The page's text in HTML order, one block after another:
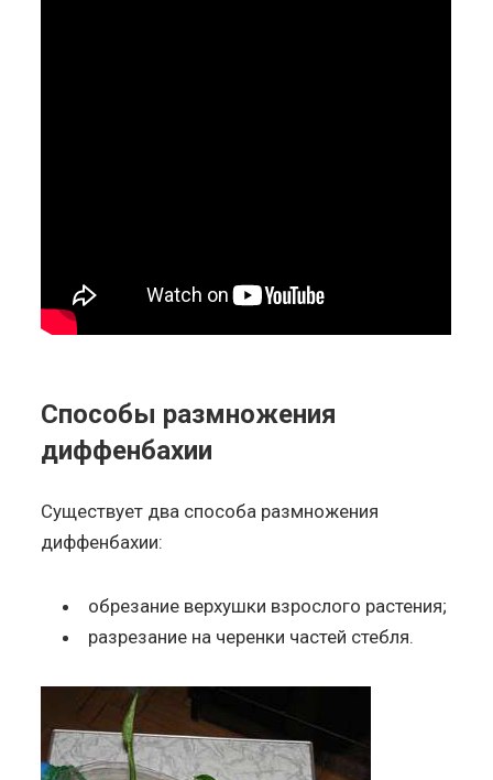
Способы размножения
диффенбахии
Существует два способа размножения
диффенбахии:
обрезание верхушки взрослого растения;
разрезание на черенки частей стебля.